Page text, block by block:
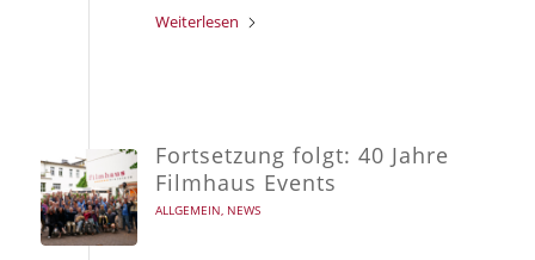
Weiterlesen
Fortsetzung folgt: 40 Jahre
Filmhaus Events
ALLGEMEIN, NEWS